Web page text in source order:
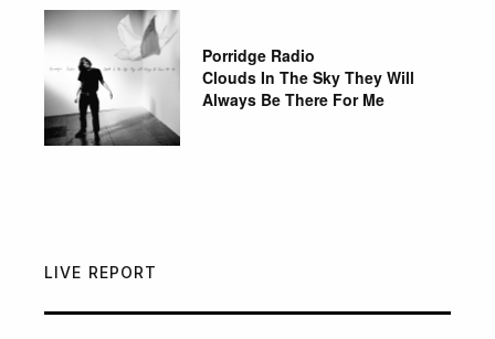
Porridge Radio
Clouds In The Sky They Will
Always Be There For Me
LIVE REPORT